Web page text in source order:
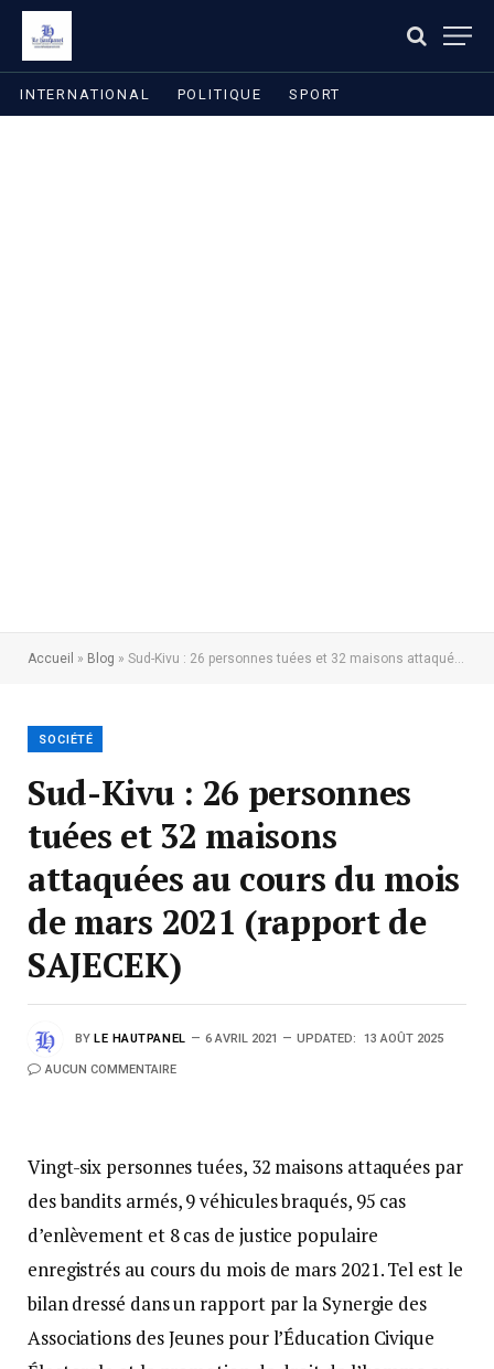
INTERNATIONAL POLITIQUE SPORT
Accueil » Blog » Sud-Kivu : 26 personnes tuées et 32 maisons attaquées au cours du mois de mars 2021 (rapport de SAJECEK)
SOCIÉTÉ
Sud-Kivu : 26 personnes
tuées et 32 maisons
attaquées au cours du mois
de mars 2021 (rapport de
SAJECEK)
BY LE HAUTPANEL 6 AVRIL 2021 UPDATED: 13 AOÛT 2025
AUCUN COMMENTAIRE
Vingt-six personnes tuées, 32 maisons attaquées par
des bandits armés, 9 véhicules braqués, 95 cas
d’enlèvement et 8 cas de justice populaire
enregistrés au cours du mois de mars 2021. Tel est le
bilan dressé dans un rapport par la Synergie des
Associations des Jeunes pour l’Éducation Civique